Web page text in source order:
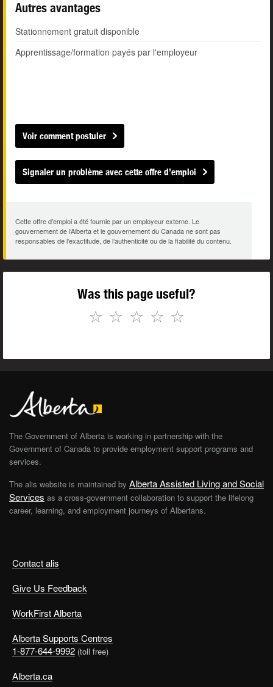
Autres avantages
Stationnement gratuit disponible
Apprentissage/formation payés par l'employeur
Voir comment postuler
Signaler un problème avec cette offre d’emploi
Cette offre d’emploi a été fournie par un employeur externe. Le
gouvernement de l’Alberta et le gouvernement du Canada ne sont pas
responsables de l’exactitude, de l’authenticité ou de la fiabilité du contenu.
Was this page useful?
☆
☆
☆
☆
☆
Contact alis
Give Us Feedback
WorkFirst Alberta
Alberta Supports Centres
1-877-644-9992 (toll free)
Alberta.ca
The Government of Alberta is working in partnership with the
Government of Canada to provide employment support programs and
services.
The alis website is maintained by Alberta Assisted Living and Social
Services as a cross-government collaboration to support the lifelong
career, learning, and employment journeys of Albertans.